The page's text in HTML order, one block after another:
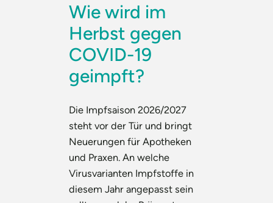
Wie wird im
Herbst gegen
COVID-19
geimpft?
Die Impfsaison 2026/2027
steht vor der Tür und bringt
Neuerungen für Apotheken
und Praxen. An welche
Virusvarianten Impfstoffe in
diesem Jahr angepasst sein